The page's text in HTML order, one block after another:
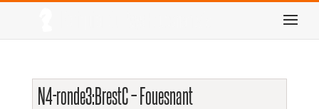
N4-ronde3:BrestC – Fouesnant